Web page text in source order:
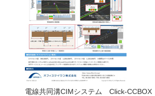
電線共同溝CIMシステム Click-CCBOX